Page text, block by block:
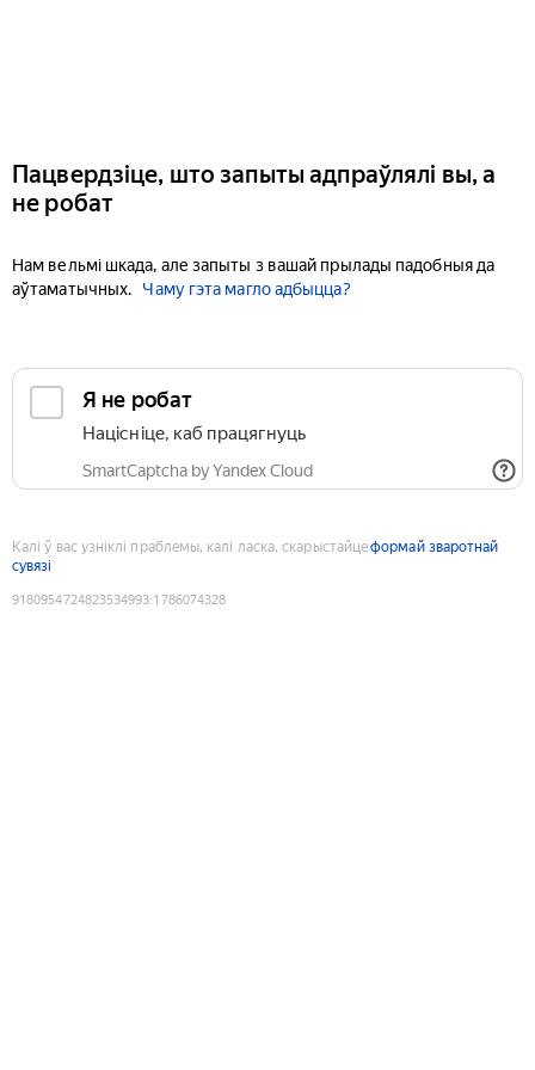
Пацвердзіце, што запыты адпраўлялі вы, а
не робат
Нам вельмі шкада, але запыты з вашай прылады падобныя да
аўтаматычных.
Чаму гэта магло адбыцца?
Я не робат
Націсніце, каб працягнуць
SmartCaptcha by Yandex Cloud
Калі ў вас узніклі праблемы, калі ласка, скарыстайцеформай зваротнай
сувязі
9180954724823534993:1786074328